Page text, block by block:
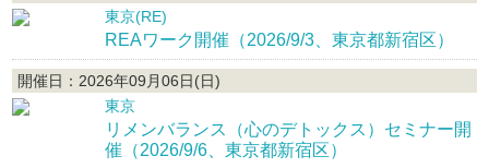
東京(RE)
REAワーク開催（2026/9/3、東京都新宿区）
開催日：2026年09月06日(日)
東京
リメンバランス（心のデトックス）セミナー開
催（2026/9/6、東京都新宿区）